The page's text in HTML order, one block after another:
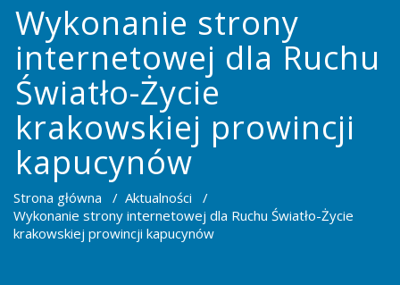
Wykonanie strony
internetowej dla Ruchu
Światło-Życie
krakowskiej prowincji
kapucynów
Strona główna / Aktualności /
Wykonanie strony internetowej dla Ruchu Światło-Życie
krakowskiej prowincji kapucynów